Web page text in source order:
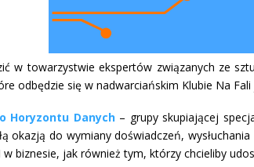
towarzystwie ekspertów związanych ze
odbędzie się w nadwarciańskim Klubie Na
Horyzontu Danych– grupy skupiającej
okazją do wymiany doświadczeń,
biznesie, jak również tym, którzy chcieliby